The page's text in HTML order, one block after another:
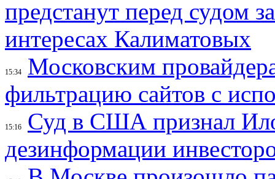
предстанут перед судом
интересах Калиматовых
15:34
Московским
фильтрацию сайтов с
15:16
Суд в США признал
дезинформации